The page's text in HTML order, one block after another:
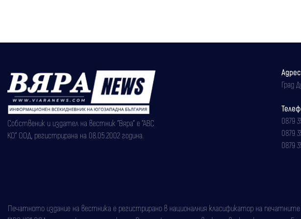
Собственик и издател на вестник "Вяра" е "АВС
КО" ООД, регистрирана на 08.05.2002 година.
Град
0879
0879
0879
Печатното издание на вестника е регистрирано в националния класификатор на печатните